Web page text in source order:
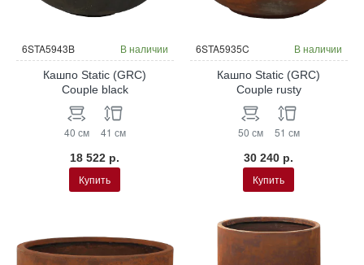
6STA5943B В наличии
Кашпо Static (GRC)
Couple black
40 см 41 см
18 522 р.
Купить
6STA5935C В наличии
Кашпо Static (GRC)
Couple rusty
50 см 51 см
30 240 р.
Купить